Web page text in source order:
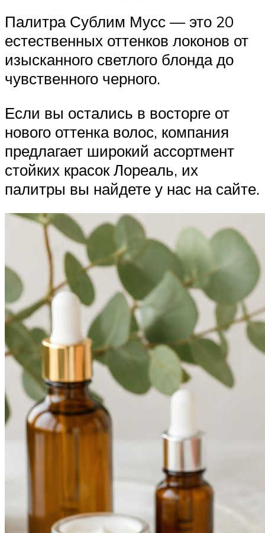
Палитра Сублим Мусс — это 20
естественных оттенков локонов от
изысканного светлого блонда до
чувственного черного.
Если вы остались в восторге от
нового оттенка волос, компания
предлагает широкий ассортмент
стойких красок Лореаль, их
палитры вы найдете у нас на сайте.